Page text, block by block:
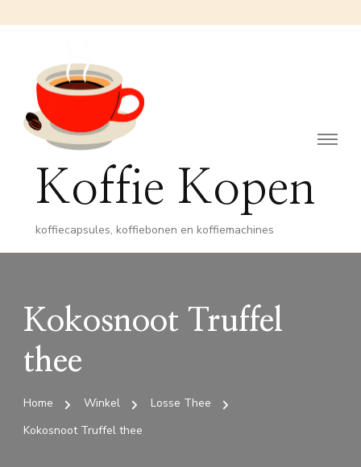
Koffie Kopen
koffiecapsules, koffiebonen en koffiemachines
Kokosnoot Truffel
thee
Home Winkel
Losse Thee
Kokosnoot Truffel thee